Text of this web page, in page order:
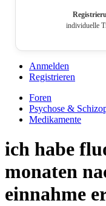
individuelle
Anmelden
Registrieren
Foren
Psychose &
Medikamente
ich habe
monaten
einnahme